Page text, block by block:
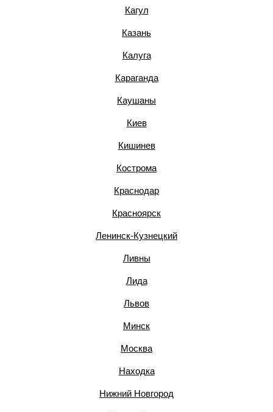
Кагул
Казань
Калуга
Караганда
Каушаны
Киев
Кишинев
Кострома
Краснодар
Красноярск
Ленинск-Кузнецкий
Ливны
Лида
Львов
Минск
Москва
Находка
Нижний Новгород